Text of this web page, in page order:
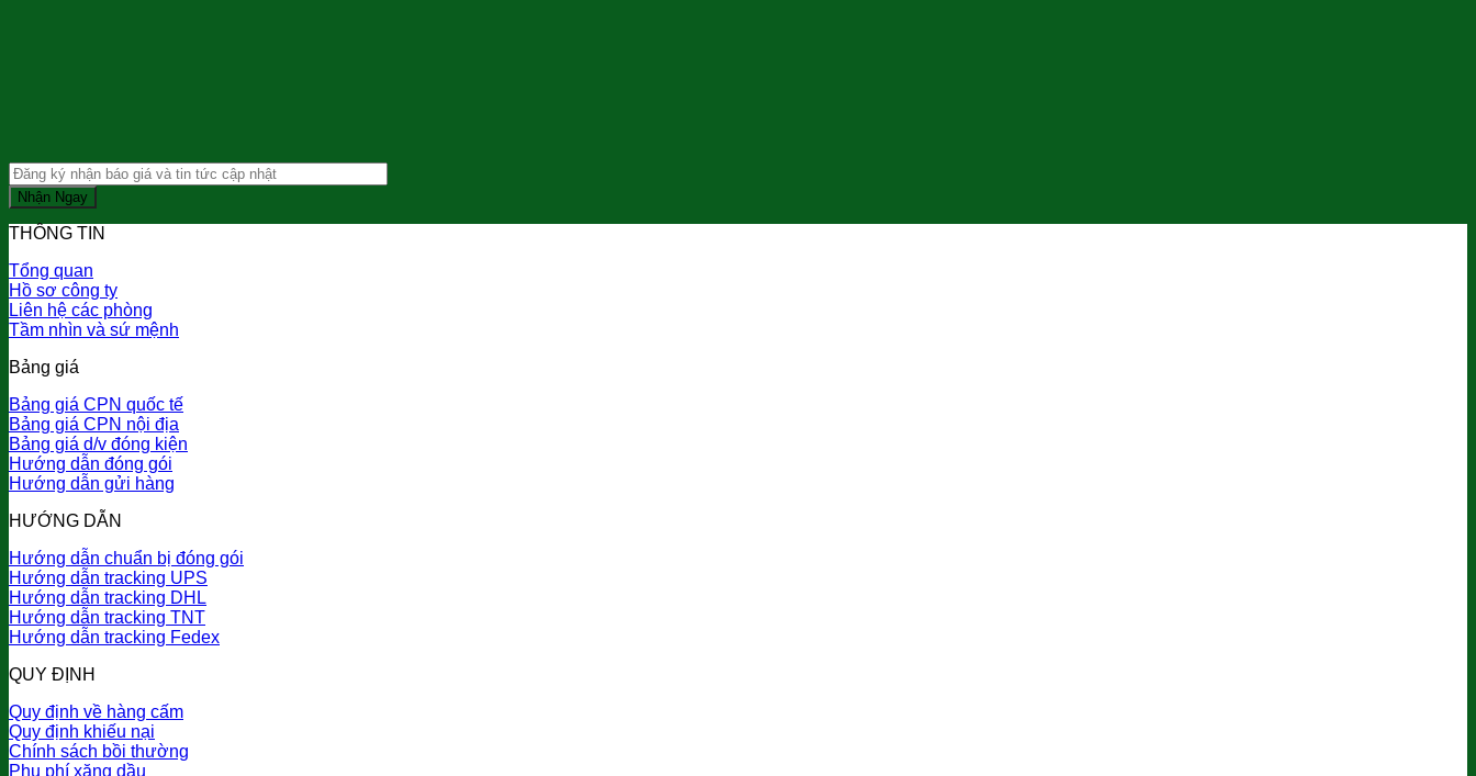
THÔNG TIN
Tổng quan
Hồ sơ công ty
Liên hệ các phòng
Tầm nhìn và sứ mệnh
Bảng giá
Bảng giá CPN quốc tế
Bảng giá CPN nội địa
Bảng giá d/v đóng kiện
Hướng dẫn đóng gói
Hướng dẫn gửi hàng
HƯỚNG DẪN
Hướng dẫn chuẩn bị đóng gói
Hướng dẫn tracking UPS
Hướng dẫn tracking DHL
Hướng dẫn tracking TNT
Hướng dẫn tracking Fedex
QUY ĐỊNH
Quy định về hàng cấm
Quy định khiếu nại
Chính sách bồi thường
Phụ phí xăng dầu